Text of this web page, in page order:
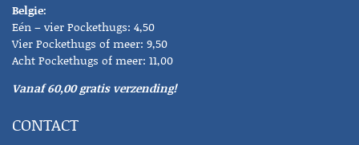
Belgie:
Eén – vier Pockethugs: 4,50
Vier Pockethugs of meer: 9,50
Acht Pockethugs of meer: 11,00
Vanaf 60,00 gratis verzending!
CONTACT